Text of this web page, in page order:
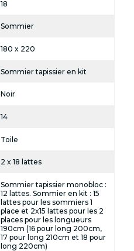
18
Sommier
180 x 220
Sommier tapissier en kit
Noir
14
Toile
2 x 18 lattes
Sommier tapissier monobloc :
12 lattes. Sommier en kit : 15
lattes pour les sommiers 1
place et 2x15 lattes pour les 2
places pour les longueurs
190cm (16 pour long 200cm,
17 pour long 210cm et 18 pour
long 220cm)